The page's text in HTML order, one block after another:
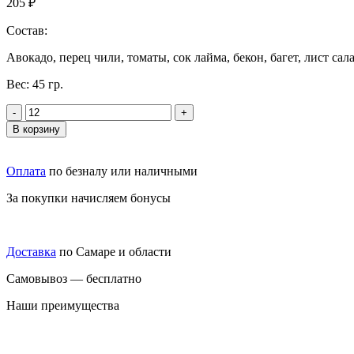
Состав:
Авокадо, перец чили, томаты, сок лайма, бекон, багет, лист
Вес: 45 гр.
-
+
В корзину
Оплата по безналу или наличными
За покупки начисляем бонусы
Доставка по Самаре и области
Самовывоз — бесплатно
Наши преимущества